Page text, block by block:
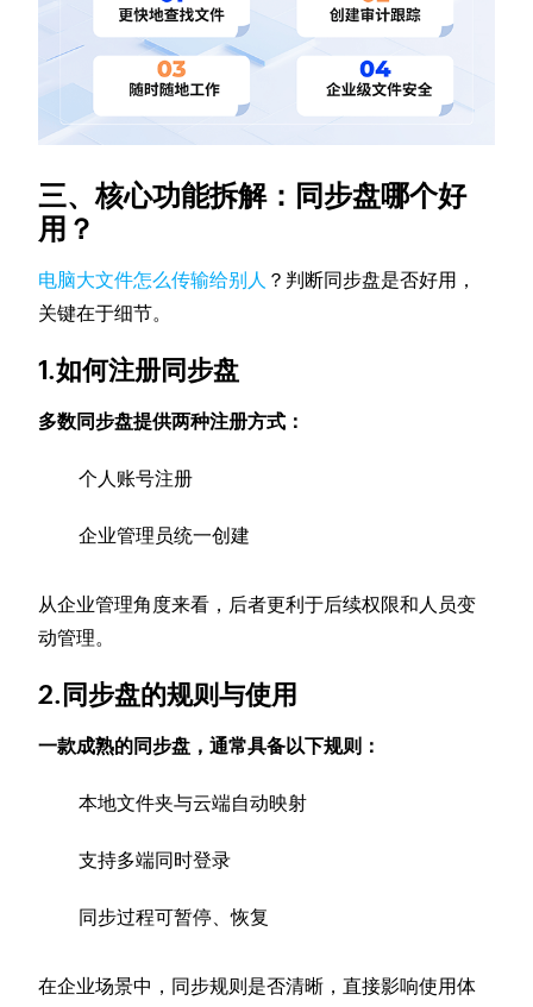
三、核心功能拆解：同步盘哪个好
用？
电脑大文件怎么传输给别人 ？判断同步盘是否好用，
关键在于细节。
1.如何注册同步盘
多数同步盘提供两种注册方式：
个人账号注册
企业管理员统一创建
从企业管理角度来看，后者更利于后续权限和人员变
动管理。
2.同步盘的规则与使用
一款成熟的同步盘，通常具备以下规则：
本地文件夹与云端自动映射
支持多端同时登录
同步过程可暂停、恢复
在企业场景中，同步规则是否清晰，直接影响使用体